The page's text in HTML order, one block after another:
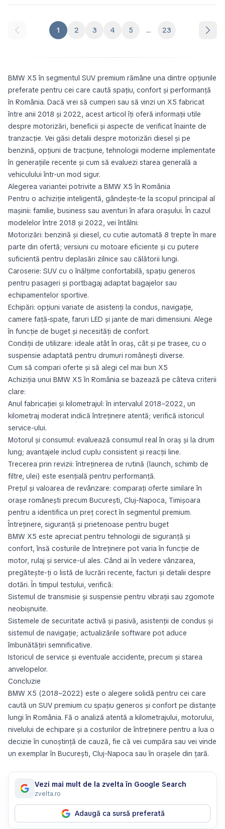
1 2 3 4 5 ... 23
BMW X5 în segmentul SUV premium rămâne una dintre opțiunile
preferate pentru cei care caută spațiu, confort și performanță
în România. Dacă vrei să cumperi sau să vinzi un X5 fabricat
între anii 2018 și 2022, acest articol îți oferă informații utile
despre motorizări, beneficii și aspecte de verificat înainte de
tranzacție. Vei găsi detalii despre motorizări diesel și pe
benzină, opțiuni de tracțiune, tehnologii moderne implementate
în generațiile recente și cum să evaluezi starea generală a
vehiculului într-un mod sigur.
Alegerea variantei potrivite a BMW X5 în România
Pentru o achiziție inteligentă, gândește-te la scopul principal al
mașinii: familie, business sau aventuri în afara orașului. În cazul
modelelor între 2018 și 2022, vei întâlni:
Motorizări: benzină și diesel, cu cutie automată 8 trepte în mare
parte din ofertă; versiuni cu motoare eficiente și cu putere
suficientă pentru deplasări zilnice sau călătorii lungi.
Caroserie: SUV cu o înălțime confortabilă, spațiu generos
pentru pasageri și portbagaj adaptat bagajelor sau
echipamentelor sportive.
Echipări: opțiuni variate de asistenți la condus, navigație,
camere față-spate, faruri LED și jante de mari dimensiuni. Alege
în funcție de buget și necesități de confort.
Condiții de utilizare: ideale atât în oraș, cât și pe trasee, cu o
suspensie adaptată pentru drumuri românești diverse.
Cum să compari oferte și să alegi cel mai bun X5
Achiziția unui BMW X5 în România se bazează pe câteva criterii
clare:
Anul fabricației și kilometrajul: în intervalul 2018–2022, un
kilometraj moderat indică întreținere atentă; verifică istoricul
service-ului.
Motorul și consumul: evaluează consumul real în oraș și la drum
lung; avantajele includ cuplu consistent și reacții line.
Trecerea prin revizii: întreținerea de rutină (launch, schimb de
filtre, ulei) este esențială pentru performanță.
Prețul și valoarea de revânzare: comparați oferte similare în
orașe românești precum București, Cluj-Napoca, Timișoara
pentru a identifica un preț corect în segmentul premium.
Întreținere, siguranță și prietenoase pentru buget
BMW X5 este apreciat pentru tehnologii de siguranță și
confort, însă costurile de întreținere pot varia în funcție de
motor, rulaj și service-ul ales. Când ai în vedere vânzarea,
pregătește-ți o listă de lucrări recente, facturi și detalii despre
dotări. În timpul testului, verifică:
Sistemul de transmisie și suspensie pentru vibrații sau zgomote
neobișnuite.
Sistemele de securitate activă și pasivă, asistenții de condus și
sistemul de navigație; actualizările software pot aduce
îmbunătățiri semnificative.
Istoricul de service și eventuale accidente, precum și starea
anvelopelor.
Concluzie
BMW X5 (2018–2022) este o alegere solidă pentru cei care
caută un SUV premium cu spațiu generos și confort pe distanțe
lungi în România. Fă o analiză atentă a kilometrajului, motorului,
nivelului de echipare și a costurilor de întreținere pentru a lua o
decizie în cunoștință de cauză, fie că vei cumpăra sau vei vinde
un exemplar în București, Cluj-Napoca sau în orașele din țară.
Vezi mai mult de la zvelta în Google Search
zvelta.ro
Adaugă ca sursă preferată